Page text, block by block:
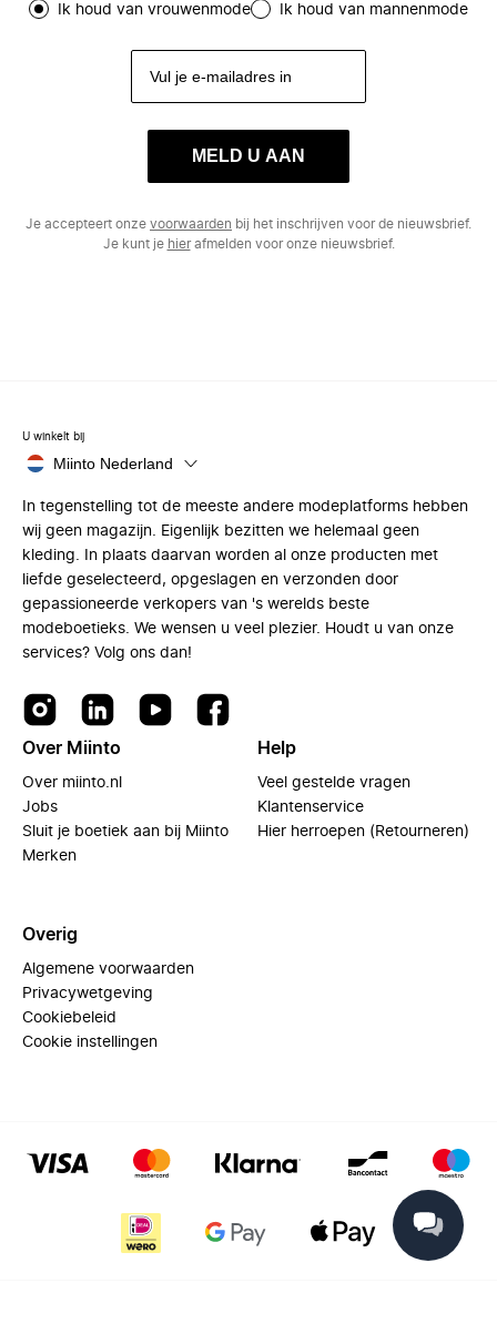
Ik houd van vrouwenmode Ik houd van mannenmode
MELD U AAN
Je accepteert onze voorwaarden bij het inschrijven voor de nieuwsbrief.
Je kunt je hierafmelden voor onze nieuwsbrief.
U winkelt bij
Miinto Nederland
In tegenstelling tot de meeste andere modeplatforms hebben
wij geen magazijn. Eigenlijk bezitten we helemaal geen
kleding. In plaats daarvan worden al onze producten met
liefde geselecteerd, opgeslagen en verzonden door
gepassioneerde verkopers van 's werelds beste
modeboetieks. We wensen u veel plezier. Houdt u van onze
services? Volg ons dan!
Over Miinto
Over miinto.nl
Jobs
Sluit je boetiek aan bij Miinto
Merken
Help
Veel gestelde vragen
Klantenservice
Hier herroepen (Retourneren)
Overig
Algemene voorwaarden
Privacywetgeving
Cookiebeleid
Cookie instellingen